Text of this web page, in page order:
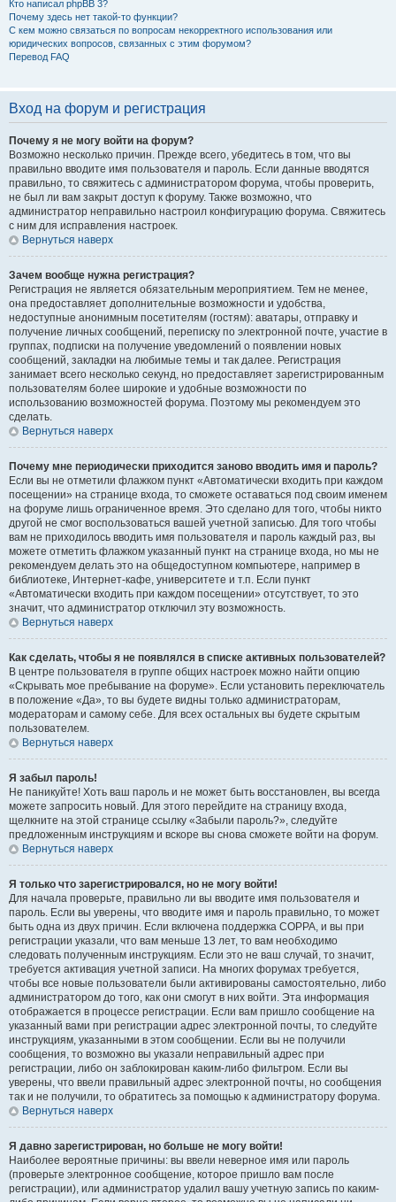
Кто написал phpBB 3?
Почему здесь нет такой-то функции?
С кем можно связаться по вопросам некорректного использования или
юридических вопросов, связанных с этим форумом?
Перевод FAQ
Вход на форум и регистрация
Почему я не могу войти на форум?
Возможно несколько причин. Прежде всего, убедитесь в том, что вы
правильно вводите имя пользователя и пароль. Если данные вводятся
правильно, то свяжитесь с администратором форума, чтобы проверить,
не был ли вам закрыт доступ к форуму. Также возможно, что
администратор неправильно настроил конфигурацию форума. Свяжитесь
с ним для исправления настроек.
Вернуться наверх
Зачем вообще нужна регистрация?
Регистрация не является обязательным мероприятием. Тем не менее,
она предоставляет дополнительные возможности и удобства,
недоступные анонимным посетителям (гостям): аватары, отправку и
получение личных сообщений, переписку по электронной почте, участие в
группах, подписки на получение уведомлений о появлении новых
сообщений, закладки на любимые темы и так далее. Регистрация
занимает всего несколько секунд, но предоставляет зарегистрированным
пользователям более широкие и удобные возможности по
использованию возможностей форума. Поэтому мы рекомендуем это
сделать.
Вернуться наверх
Почему мне периодически приходится заново вводить имя и пароль?
Если вы не отметили флажком пункт «Автоматически входить при каждом
посещении» на странице входа, то сможете оставаться под своим именем
на форуме лишь ограниченное время. Это сделано для того, чтобы никто
другой не смог воспользоваться вашей учетной записью. Для того чтобы
вам не приходилось вводить имя пользователя и пароль каждый раз, вы
можете отметить флажком указанный пункт на странице входа, но мы не
рекомендуем делать это на общедоступном компьютере, например в
библиотеке, Интернет-кафе, университете и т.п. Если пункт
«Автоматически входить при каждом посещении» отсутствует, то это
значит, что администратор отключил эту возможность.
Вернуться наверх
Как сделать, чтобы я не появлялся в списке активных пользователей?
В центре пользователя в группе общих настроек можно найти опцию
«Скрывать мое пребывание на форуме». Если установить переключатель
в положение «Да», то вы будете видны только администраторам,
модераторам и самому себе. Для всех остальных вы будете скрытым
пользователем.
Вернуться наверх
Я забыл пароль!
Не паникуйте! Хоть ваш пароль и не может быть восстановлен, вы всегда
можете запросить новый. Для этого перейдите на страницу входа,
щелкните на этой странице ссылку «Забыли пароль?», следуйте
предложенным инструкциям и вскоре вы снова сможете войти на форум.
Вернуться наверх
Я только что зарегистрировался, но не могу войти!
Для начала проверьте, правильно ли вы вводите имя пользователя и
пароль. Если вы уверены, что вводите имя и пароль правильно, то может
быть одна из двух причин. Если включена поддержка COPPA, и вы при
регистрации указали, что вам меньше 13 лет, то вам необходимо
следовать полученным инструкциям. Если это не ваш случай, то значит,
требуется активация учетной записи. На многих форумах требуется,
чтобы все новые пользователи были активированы самостоятельно, либо
администратором до того, как они смогут в них войти. Эта информация
отображается в процессе регистрации. Если вам пришло сообщение на
указанный вами при регистрации адрес электронной почты, то следуйте
инструкциям, указанными в этом сообщении. Если вы не получили
сообщения, то возможно вы указали неправильный адрес при
регистрации, либо он заблокирован каким-либо фильтром. Если вы
уверены, что ввели правильный адрес электронной почты, но сообщения
так и не получили, то обратитесь за помощью к администратору форума.
Вернуться наверх
Я давно зарегистрирован, но больше не могу войти!
Наиболее вероятные причины: вы ввели неверное имя или пароль
(проверьте электронное сообщение, которое пришло вам после
регистрации), или администратор удалил вашу учетную запись по каким-